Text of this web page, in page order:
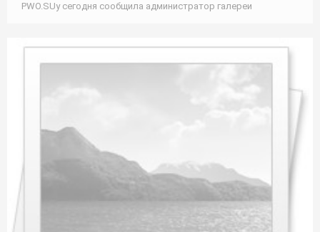
PWO.SUу сегодня сообщила администратор галереи